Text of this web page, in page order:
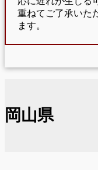
重ねてご了承いた
ます。
岡山県